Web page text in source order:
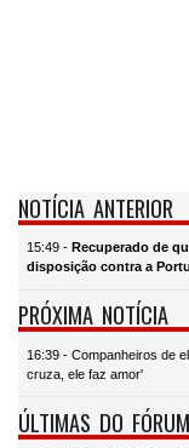
NOTÍCIA ANTERIOR
15:49 - Recuperado de
disposição contra a
PRÓXIMA NOTÍCIA
16:39 - Companheiros de
cruza, ele faz amor'
ÚLTIMAS DO FÓRUM